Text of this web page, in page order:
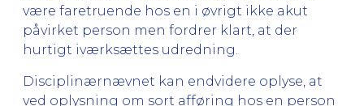
være faretruende hos en i øvrigt ikke akut
påvirket person men fordrer klart, at der
hurtigt iværksættes udredning.
Disciplinærnævnet kan endvidere oplyse, at
ved oplysning om sort afføring hos en person